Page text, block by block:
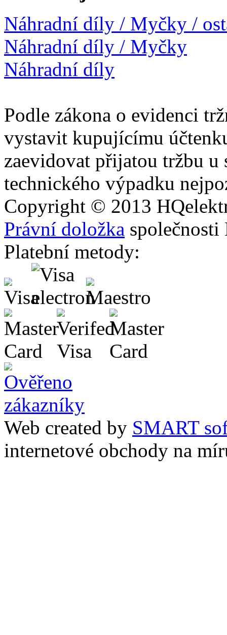
Náhradní díly / Myčky /
Náhradní díly / Myčky
Náhradní díly
Podle zákona o evidenci
vystavit kupujícímu
zaevidovat přijatou tržbu u
technického výpadku
Copyright © 2013 HQ
Právní doložka
Platební metody:
Web created by SMART
internetové obchody na